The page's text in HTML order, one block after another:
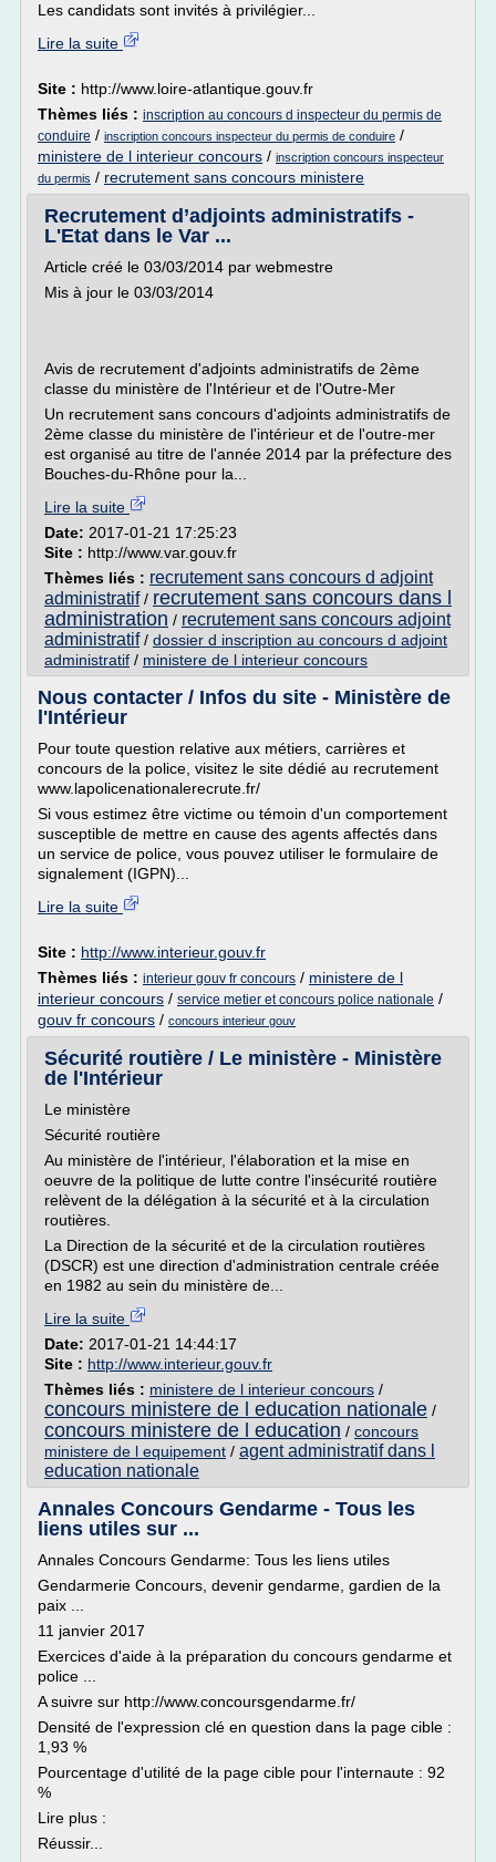
Les candidats sont invités à privilégier...
Lire la suite
Site : http://www.loire-atlantique.gouv.fr
Thèmes liés : inscription au concours d inspecteur du permis de
conduire / inscription concours inspecteur du permis de conduire /
ministere de l interieur concours / inscription concours inspecteur
du permis / recrutement sans concours ministere
Recrutement d’adjoints administratifs -
L'Etat dans le Var ...
Article créé le 03/03/2014 par webmestre
Mis à jour le 03/03/2014
Avis de recrutement d'adjoints administratifs de 2ème
classe du ministère de l'Intérieur et de l'Outre-Mer
Un recrutement sans concours d'adjoints administratifs de
2ème classe du ministère de l'intérieur et de l'outre-mer
est organisé au titre de l'année 2014 par la préfecture des
Bouches-du-Rhône pour la...
Lire la suite
Date: 2017-01-21 17:25:23
Site : http://www.var.gouv.fr
Thèmes liés : recrutement sans concours d adjoint
administratif/ recrutement sans concours dans l
administration / recrutement sans concours adjoint
administratif/ dossier d inscription au concours d adjoint
administratif / ministere de l interieur concours
Nous contacter / Infos du site - Ministère de
l'Intérieur
Pour toute question relative aux métiers, carrières et
concours de la police, visitez le site dédié au recrutement
www.lapolicenationalerecrute.fr/
Si vous estimez être victime ou témoin d'un comportement
susceptible de mettre en cause des agents affectés dans
un service de police, vous pouvez utiliser le formulaire de
signalement (IGPN)...
Lire la suite
Site : http://www.interieur.gouv.fr
Thèmes liés : interieur gouv fr concours / ministere de l
interieur concours / service metier et concours police nationale /
gouv fr concours / concours interieur gouv
Sécurité routière / Le ministère - Ministère
de l'Intérieur
Le ministère
Sécurité routière
Au ministère de l'intérieur, l'élaboration et la mise en
oeuvre de la politique de lutte contre l'insécurité routière
relèvent de la délégation à la sécurité et à la circulation
routières.
La Direction de la sécurité et de la circulation routières
(DSCR) est une direction d'administration centrale créée
en 1982 au sein du ministère de...
Lire la suite
Date: 2017-01-21 14:44:17
Site : http://www.interieur.gouv.fr
Thèmes liés : ministere de l interieur concours /
concours ministere de l education nationale /
concours ministere de l education / concours
ministere de l equipement / agent administratif dans l
education nationale
Annales Concours Gendarme - Tous les
liens utiles sur ...
Annales Concours Gendarme: Tous les liens utiles
Gendarmerie Concours, devenir gendarme, gardien de la
paix ...
11 janvier 2017
Exercices d'aide à la préparation du concours gendarme et
police ...
A suivre sur http://www.concoursgendarme.fr/
Densité de l'expression clé en question dans la page cible :
1,93 %
Pourcentage d'utilité de la page cible pour l'internaute : 92
%
Lire plus :
Réussir...